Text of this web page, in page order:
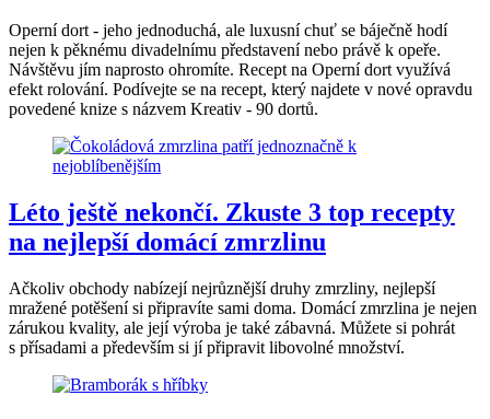
Operní dort - jeho jednoduchá, ale luxusní chuť se báječně hodí
nejen k pěknému divadelnímu představení nebo právě k opeře.
Návštěvu jím naprosto ohromíte. Recept na Operní dort využívá
efekt rolování. Podívejte se na recept, který najdete v nové opravdu
povedené knize s názvem Kreativ - 90 dortů.
Léto ještě nekončí. Zkuste 3 top recepty
na nejlepší domácí zmrzlinu
Ačkoliv obchody nabízejí nejrůznější druhy zmrzliny, nejlepší
mražené potěšení si připravíte sami doma. Domácí zmrzlina je nejen
zárukou kvality, ale její výroba je také zábavná. Můžete si pohrát
s přísadami a především si jí připravit libovolné množství.